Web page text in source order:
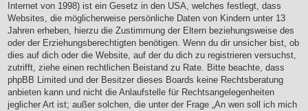
Internet von 1998) ist ein Gesetz in den USA, welches festlegt, dass
Websites, die möglicherweise persönliche Daten von Kindern unter 13
Jahren erheben, hierzu die Zustimmung der Eltern beziehungsweise des
oder der Erziehungsberechtigten benötigen. Wenn du dir unsicher bist, ob
dies auf dich oder die Website, auf der du dich zu registrieren versuchst,
zutrifft, ziehe einen rechtlichen Beistand zu Rate. Bitte beachte, dass
phpBB Limited und der Besitzer dieses Boards keine Rechtsberatung
anbieten kann und nicht die Anlaufstelle für Rechtsangelegenheiten
jeglicher Art ist; außer solchen, die unter der Frage „An wen soll ich mich